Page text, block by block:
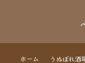
ホーム うぬぼれ酒